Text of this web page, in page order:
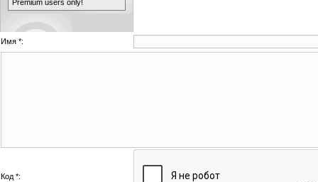
Premium users only!
Имя *:
Код *: